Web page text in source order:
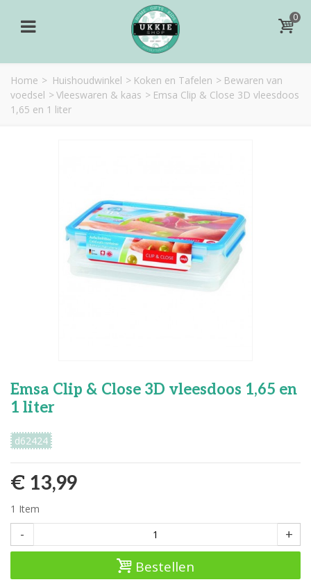
0
Home > Huishoudwinkel > Koken en Tafelen > Bewaren van
voedsel > Vleeswaren & kaas > Emsa Clip & Close 3D vleesdoos
1,65 en 1 liter
Emsa Clip & Close 3D vleesdoos 1,65 en
1 liter
d62424
€ 13,99
1 Item
- +
Bestellen